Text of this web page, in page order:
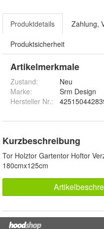
Produktdetails Zahlung,
Produktsicherheit
Artikelmerkmale
Zustand:
Neu
Marke:
Srm Design
Hersteller Nr.:
Kurzbeschreibung
Tor Holztor Gartentor Hoftor
180cmx125cm